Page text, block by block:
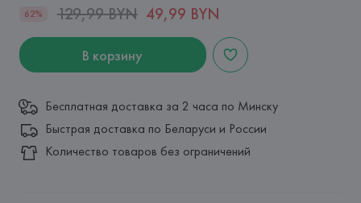
62% 129,99 BYN 49,99 BYN
В корзину
Бесплатная доставка за 2 часа по Минску
Быстрая доставка по Беларуси и России
Количество товаров без ограничений